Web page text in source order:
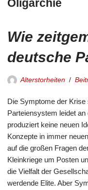
Oligarchie
Wie
deutsche
Alterstorheiten
Die Symptome der
Parteiensystem leidet
produziert keine neuen
Konzepte in immer
auf die großen Fragen
Kleinkriege um Posten
die Vielfalt der
werdende Elite. Aber